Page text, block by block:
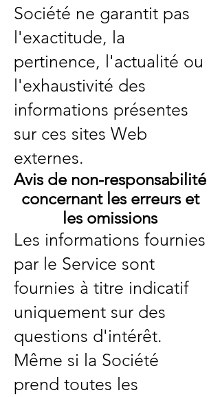
Société ne garantit pas
l'exactitude, la
pertinence, l'actualité ou
l'exhaustivité des
informations présentes
sur ces sites Web
externes.
Avis de non-responsabilité
concernant les erreurs et
les omissions
Les informations fournies
par le Service sont
fournies à titre indicatif
uniquement sur des
questions d'intérêt.
Même si la Société
prend toutes les